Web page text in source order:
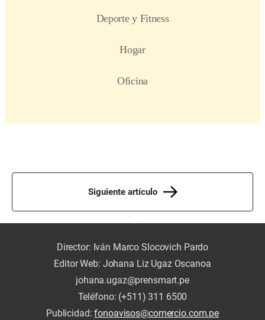
Siguiente artículo
Director: Iván Marco Slocovich Pardo
Editor Web: Johana Liz Ugaz Oscanoa
johana.ugaz@prensmart.pe
Teléfono: (+511) 311 6500
Publicidad:fonoavisos@comercio.com.pe